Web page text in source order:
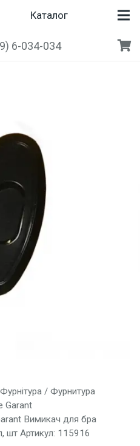
Каталог
6-034-034
Фурнітура/ Фурнитура
Garant
Вимикач для бра
шт Артикул: 115916